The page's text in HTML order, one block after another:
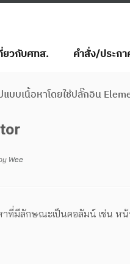
ยวกับศทส. คำสั่ง/ประก
บบเนื้อหาโดยใช้ปลั๊กอิน
Wee
ที่มีลักษณะเป็นคอลัมน์ เช่น ห